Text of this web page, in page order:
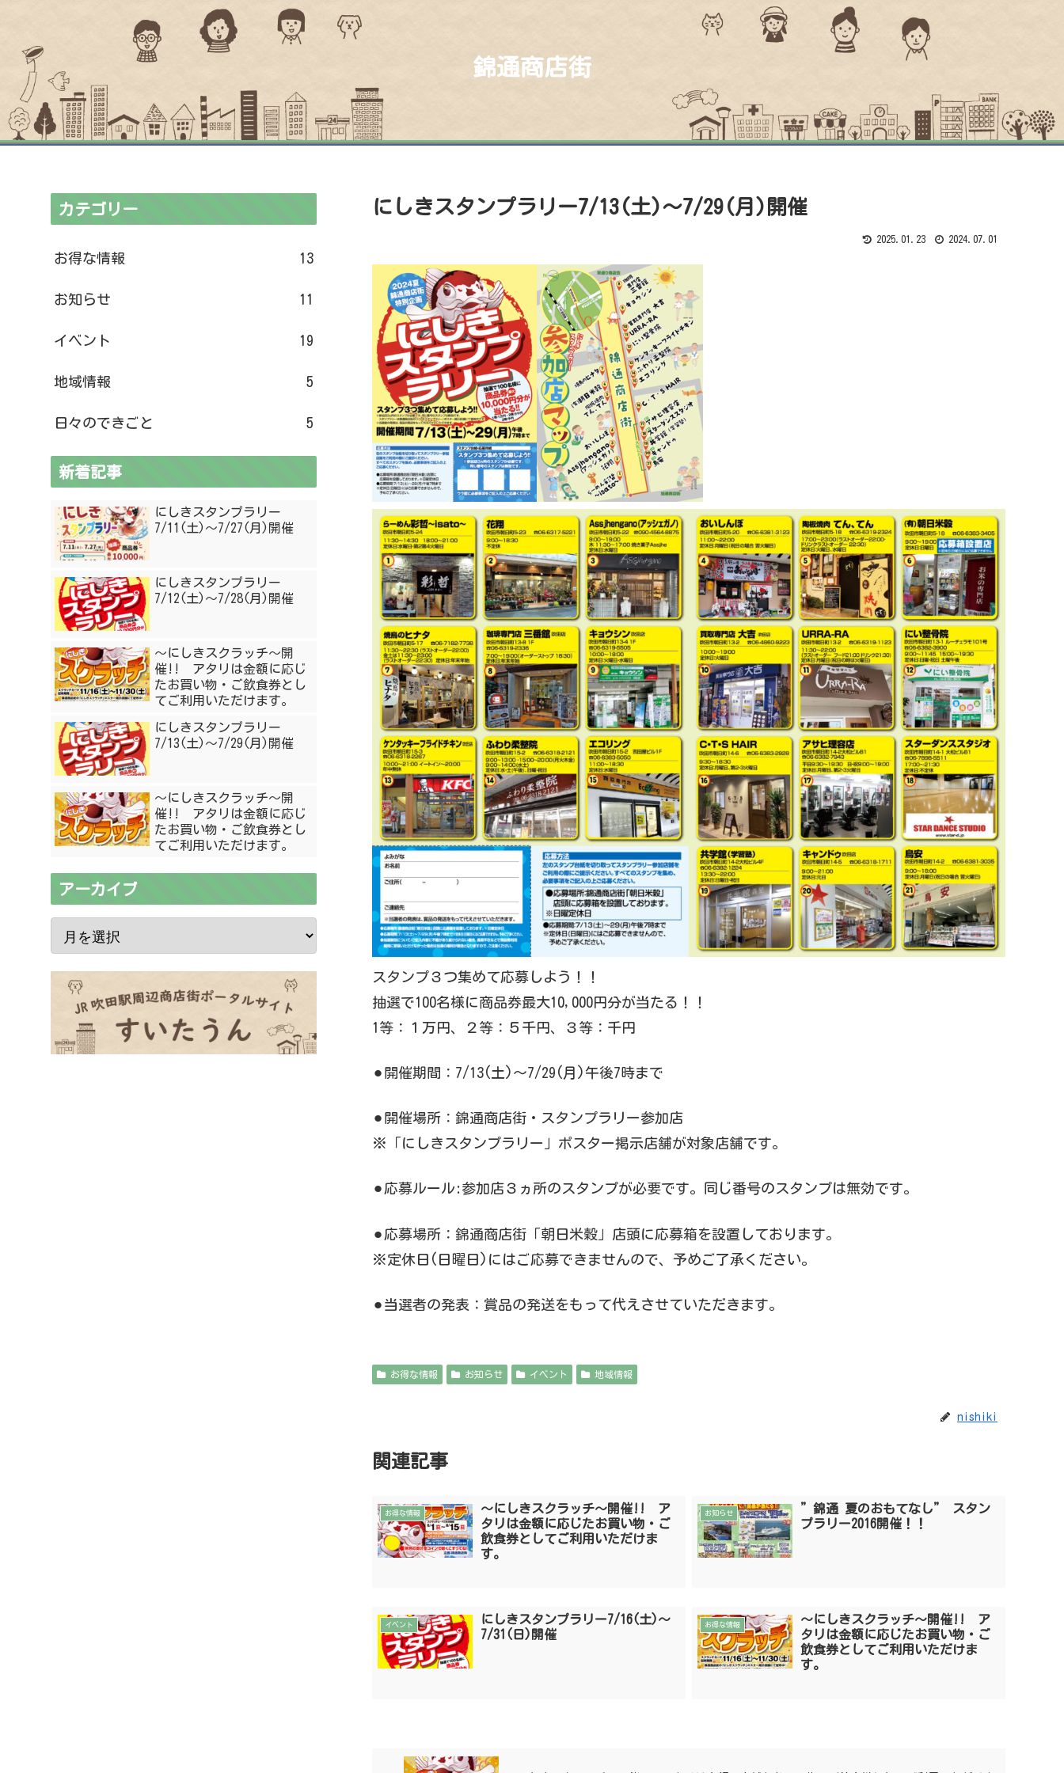
錦通商店街
にしきスタンプラリー7/13(土)〜7/29(月)開催
2025.01.23 2024.07.01
スタンプ３つ集めて応募しよう！！
抽選で100名様に商品券最大10,000円分が当たる！！
1等：１万円、２等：５千円、３等：千円
⚫︎開催期間：7/13(土)〜7/29(月)午後7時まで
⚫︎開催場所：錦通商店街・スタンプラリー参加店
※「にしきスタンプラリー」ポスター掲示店舗が対象店舗です。
⚫︎応募ルール:参加店３ヵ所のスタンプが必要です。同じ番号のスタンプは無効です。
⚫︎応募場所：錦通商店街「朝日米穀」店頭に応募箱を設置しております。
※定休日(日曜日)にはご応募できませんので、予めご了承ください。
⚫︎当選者の発表：賞品の発送をもって代えさせていただきます。
お得な情報 お知らせ イベント 地域情報
nishiki
関連記事
お得な情報
〜にしきスクラッチ〜開催!! ア
タリは金額に応じたお買い物・ご
飲食券としてご利用いただけま
す。
お知らせ
”錦通 夏のおもてなし” スタン
プラリー2016開催！！
イベント
にしきスタンプラリー7/16(土)〜
7/31(日)開催
お得な情報
〜にしきスクラッチ〜開催!! ア
タリは金額に応じたお買い物・ご
飲食券としてご利用いただけま
す。
カテゴリー
お得な情報 13
お知らせ 11
イベント 19
地域情報 5
日々のできごと 5
新着記事
にしきスタンプラリー
7/11(土)〜7/27(月)開催
にしきスタンプラリー
7/12(土)〜7/28(月)開催
〜にしきスクラッチ〜開
催!! アタリは金額に応じ
たお買い物・ご飲食券とし
てご利用いただけます。
にしきスタンプラリー
7/13(土)〜7/29(月)開催
〜にしきスクラッチ〜開
催!! アタリは金額に応じ
たお買い物・ご飲食券とし
てご利用いただけます。
アーカイブ